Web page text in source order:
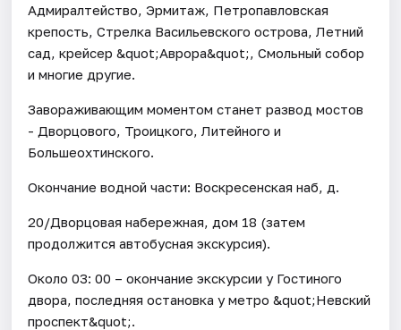
Адмиралтейство, Эрмитаж, Петропавловская
крепость, Стрелка Васильевского острова, Летний
сад, крейсер &quot;Аврора&quot;, Смольный собор
и многие другие.
Завораживающим моментом станет развод мостов
- Дворцового, Троицкого, Литейного и
Большеохтинского.
Окончание водной части: Воскресенская наб, д.
20/Дворцовая набережная, дом 18 (затем
продолжится автобусная экскурсия).
Около 03: 00 – окончание экскурсии у Гостиного
двора, последняя остановка у метро &quot;Невский
проспект&quot;.